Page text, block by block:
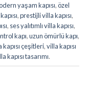
yaşam kapısı,özel
,prestijli villa kapısı,
, ses yalıtımlı villa kapısı,
kapı,uzun ömürlü kapı,
kapısı çeşitleri,villa kapısı
kapısı tasarımı.